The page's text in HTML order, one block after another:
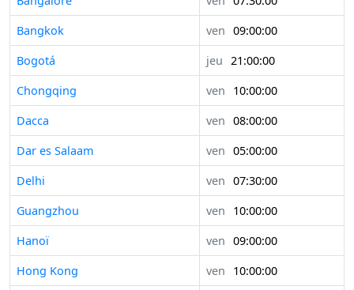
Bangkok
ven 09:00:00
Bogotá
jeu 21:00:00
Chongqing
ven
10:00:00
Dacca
ven 08:00:00
Dar es Salaam
ven 05:00:00
Delhi
ven 07:30:00
Guangzhou
ven
10:00:00
Hanoï
ven 09:00:00
Hong Kong
ven
10:00:00